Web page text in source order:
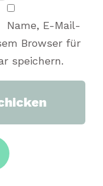
Name, E-Mail-
Browser für
speichern.